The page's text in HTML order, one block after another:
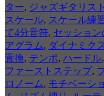
ター, ジャズギタリスト
スケール, スケール練
て4分音符, セッション
アグラム, ダイナミクス
置換, テンポ, ハードル,
ファーストステップ,
ロノーム, モチベーシ